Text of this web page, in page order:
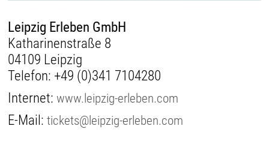
Leipzig Erleben GmbH
Katharinenstraße 8
04109 Leipzig
Telefon: +49 (0)341 7104280
Internet:www.leipzig-erleben.com
E-Mail:tickets@leipzig-erleben.com